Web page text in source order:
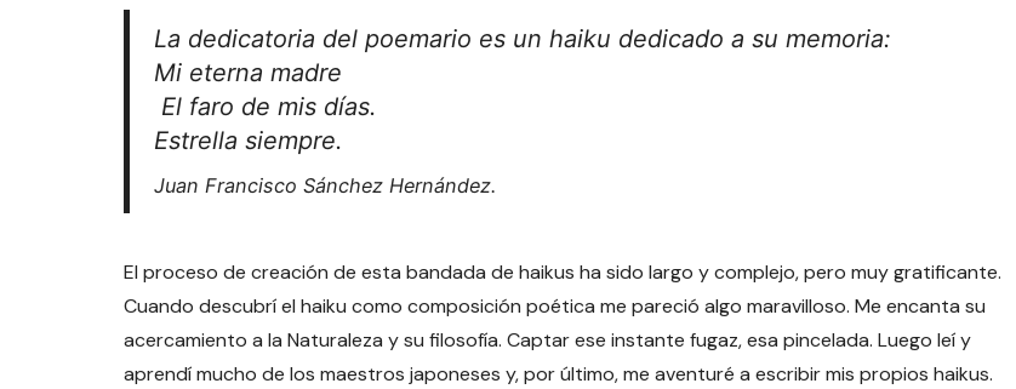
La dedicatoria del poemario es un haiku dedicado a su memoria:
Mi eterna madre
El faro de mis días.
Estrella siempre.
Juan Francisco Sánchez Hernández.
El proceso de creación de esta bandada de haikus ha sido largo y complejo, pero muy gratificante.
Cuando descubrí el haiku como composición poética me pareció algo maravilloso. Me encanta su
acercamiento a la Naturaleza y su filosofía. Captar ese instante fugaz, esa pincelada. Luego leí y
aprendí mucho de los maestros japoneses y, por último, me aventuré a escribir mis propios haikus.